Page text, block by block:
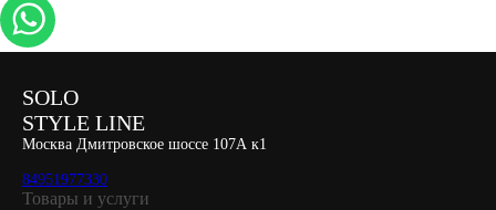
SOLO
STYLE LINE
Москва Дмитровское шоссе 107А к1
84951977330
Товары и услуги